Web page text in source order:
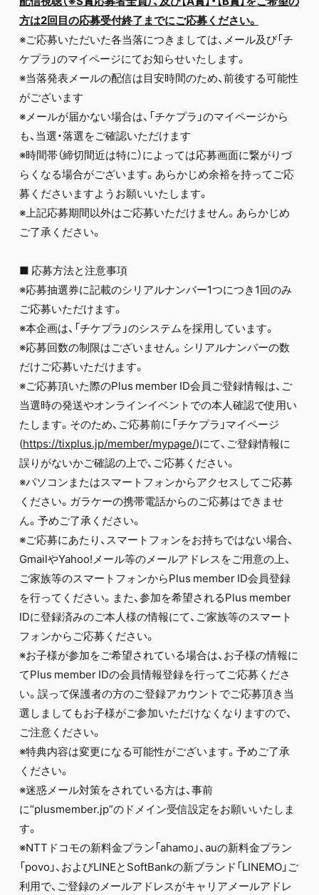
方は2回目の応募受付終了までにご応募ください。
※ご応募いただいた各当落につきましては、メール及び「チ
ケプラ」のマイページにてお知らせいたします。
※当落発表メールの配信は目安時間のため、前後する可能性
がございます
※メールが届かない場合は、「チケプラ」のマイページから
も、当選・落選をご確認いただけます
※時間帯（締切間近は特に）によっては応募画面に繋がりづ
らくなる場合がございます。あらかじめ余裕を持ってご応
募くださいますようお願いいたします。
※上記応募期間以外はご応募いただけません。あらかじめ
ご了承ください。
■ 応募方法と注意事項
※応募抽選券に記載のシリアルナンバー1つにつき1回のみ
ご応募いただけます。
※本企画は、「チケプラ」のシステムを採用しています。
※応募回数の制限はございません。シリアルナンバーの数
だけご応募いただけます。
※ご応募頂いた際のPlus member ID会員ご登録情報は、ご
当選時の発送やオンラインイベントでの本人確認で使用い
たします。そのため、ご応募前に「チケプラ」マイページ
(https://tixplus.jp/member/mypage/)にて、ご登録情報に
誤りがないかご確認の上で、ご応募ください。
※パソコンまたはスマートフォンからアクセスしてご応募
ください。ガラケーの携帯電話からのご応募はできませ
ん。予めご了承ください。
※ご応募にあたり、スマートフォンをお持ちではない場合、
GmailやYahoo!メール等のメールアドレスをご用意の上、
ご家族等のスマートフォンからPlus member ID会員登録
を行ってください。また、参加を希望されるPlus member
IDに登録済みのご本人様の情報にて、ご家族等のスマート
フォンからご応募ください。
※お子様が参加をご希望されている場合は、お子様の情報に
てPlus member IDの会員情報登録を行ってご応募くださ
い。誤って保護者の方のご登録アカウントでご応募頂き当
選しましてもお子様がご参加いただけなくなりますので、
ご注意ください。
※特典内容は変更になる可能性がございます。予めご了承
ください。
※迷惑メール対策をされている方は、事前
に“plusmember.jp”のドメイン受信設定をお願いいたしま
す。
※NTTドコモの新料金プラン「ahamo」、auの新料金プラン
「povo」、およびLINEとSoftBankの新ブランド「LINEMO」ご
利用で、ご登録のメールアドレスがキャリアメールアドレ